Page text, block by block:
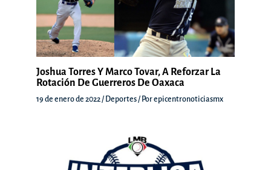
Joshua Torres Y Marco Tovar, A Reforzar La
Rotación De Guerreros De Oaxaca
19 de enero de 2022 / Deportes / Porepicentronoticiasmx